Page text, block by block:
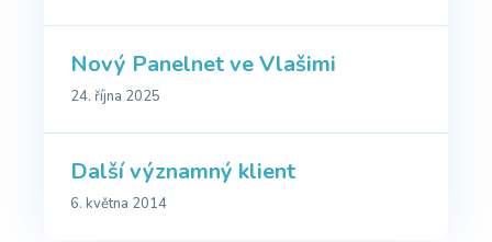
Nový Panelnet ve Vlašimi
24. října 2025
Další významný klient
6. května 2014